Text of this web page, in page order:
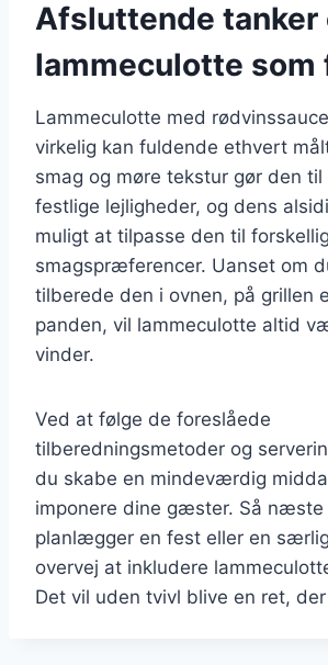
Afsluttende tanker
lammeculotte som
Lammeculotte med
virkelig kan fuldende ethvert
smag og møre tekstur gør den
festlige lejligheder, og dens
muligt at tilpasse den til
smagspræferencer. Uanset om
tilberede den i ovnen, på grillen
panden, vil lammeculotte altid
vinder.
Ved at følge de foreslåede
tilberedningsmetoder og
du skabe en mindeværdig
imponere dine gæster. Så næste
planlægger en fest eller en
overvej at inkludere
Det vil uden tvivl blive en ret,